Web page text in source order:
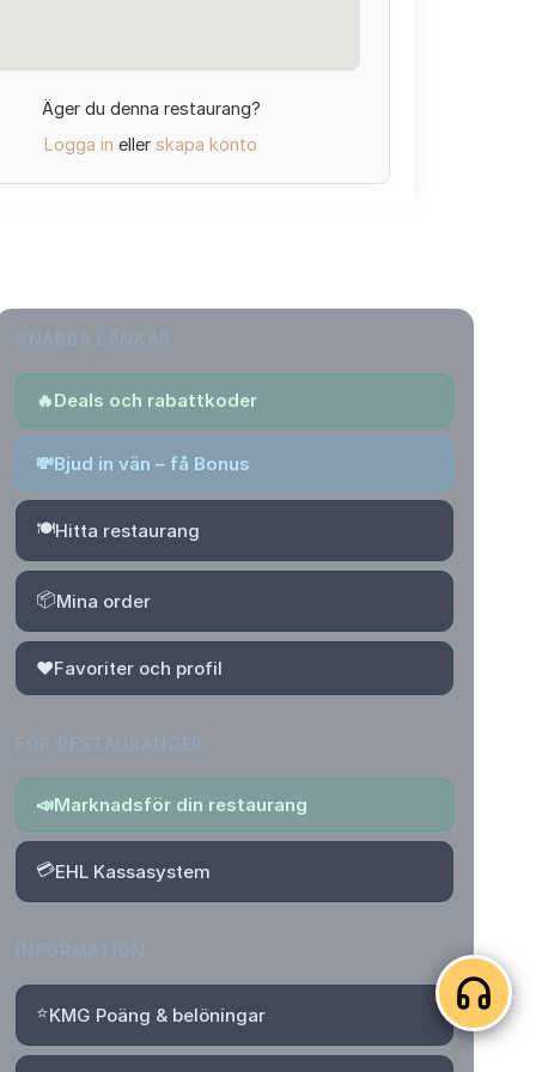
Äger du denna restaurang?
Logga in eller skapa konto
🔥Deals och rabattkoder
💸Bjud in vän – få Bonus
🍽️Hitta restaurang
📦Mina order
❤️Favoriter och profil
📣Marknadsför din restaurang
💳EHL Kassasystem
⭐KMG Poäng & belöningar